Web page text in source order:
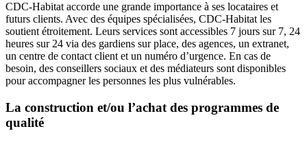
CDC-Habitat accorde une grande importance à ses locataires et
futurs clients. Avec des équipes spécialisées, CDC-Habitat les
soutient étroitement. Leurs services sont accessibles 7 jours sur 7, 24
heures sur 24 via des gardiens sur place, des agences, un extranet,
un centre de contact client et un numéro d’urgence. En cas de
besoin, des conseillers sociaux et des médiateurs sont disponibles
pour accompagner les personnes les plus vulnérables.
La construction et/ou l’achat des programmes de
qualité